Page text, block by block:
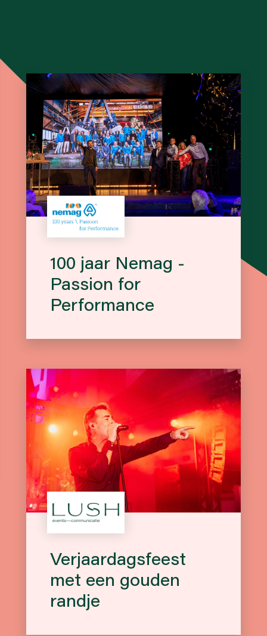
100 jaar Nemag -
Passion for
Performance
Verjaardagsfeest
met een gouden
randje